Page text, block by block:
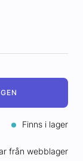
Finns i lager
från webblager